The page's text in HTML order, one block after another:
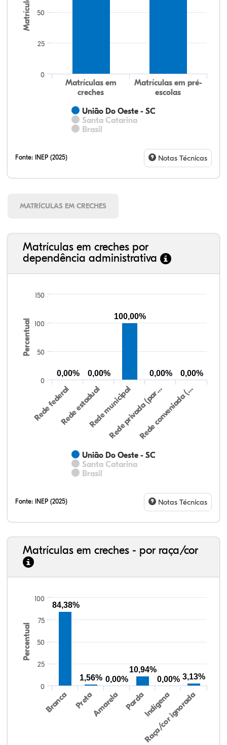
Matrículas
União Do Oeste - SC
Santa Catarina
Brasil
Matrículas em
creches
Matrículas em pré-
escolas
0
25
50
Fonte: INEP (2025) Notas Técnicas
MATRÍCULAS EM CRECHES
Matrículas em creches por
dependência administrativa
Percentual
União Do Oeste - SC
Santa Catarina
Brasil
Rede federalRede estadualRede municipal
Rede privada (par…Rede conveniada (…
0
50
100
150
0,00% 0,00%
100,00%
0,00% 0,00%
Fonte: INEP (2025) Notas Técnicas
Matrículas em creches - por raça/cor
Percentual
Branca PretaAmarela PardaIndígena
Raça/cor ignorada
0
25
50
75
100
84,38%
1,56% 0,00%
10,94%
0,00% 3,13%
76,13%
4,31%
0,27%
18,65%
0,43%
0,21%
33,06%
7,95%
0,46%
55,81%
1,22%
1,50%